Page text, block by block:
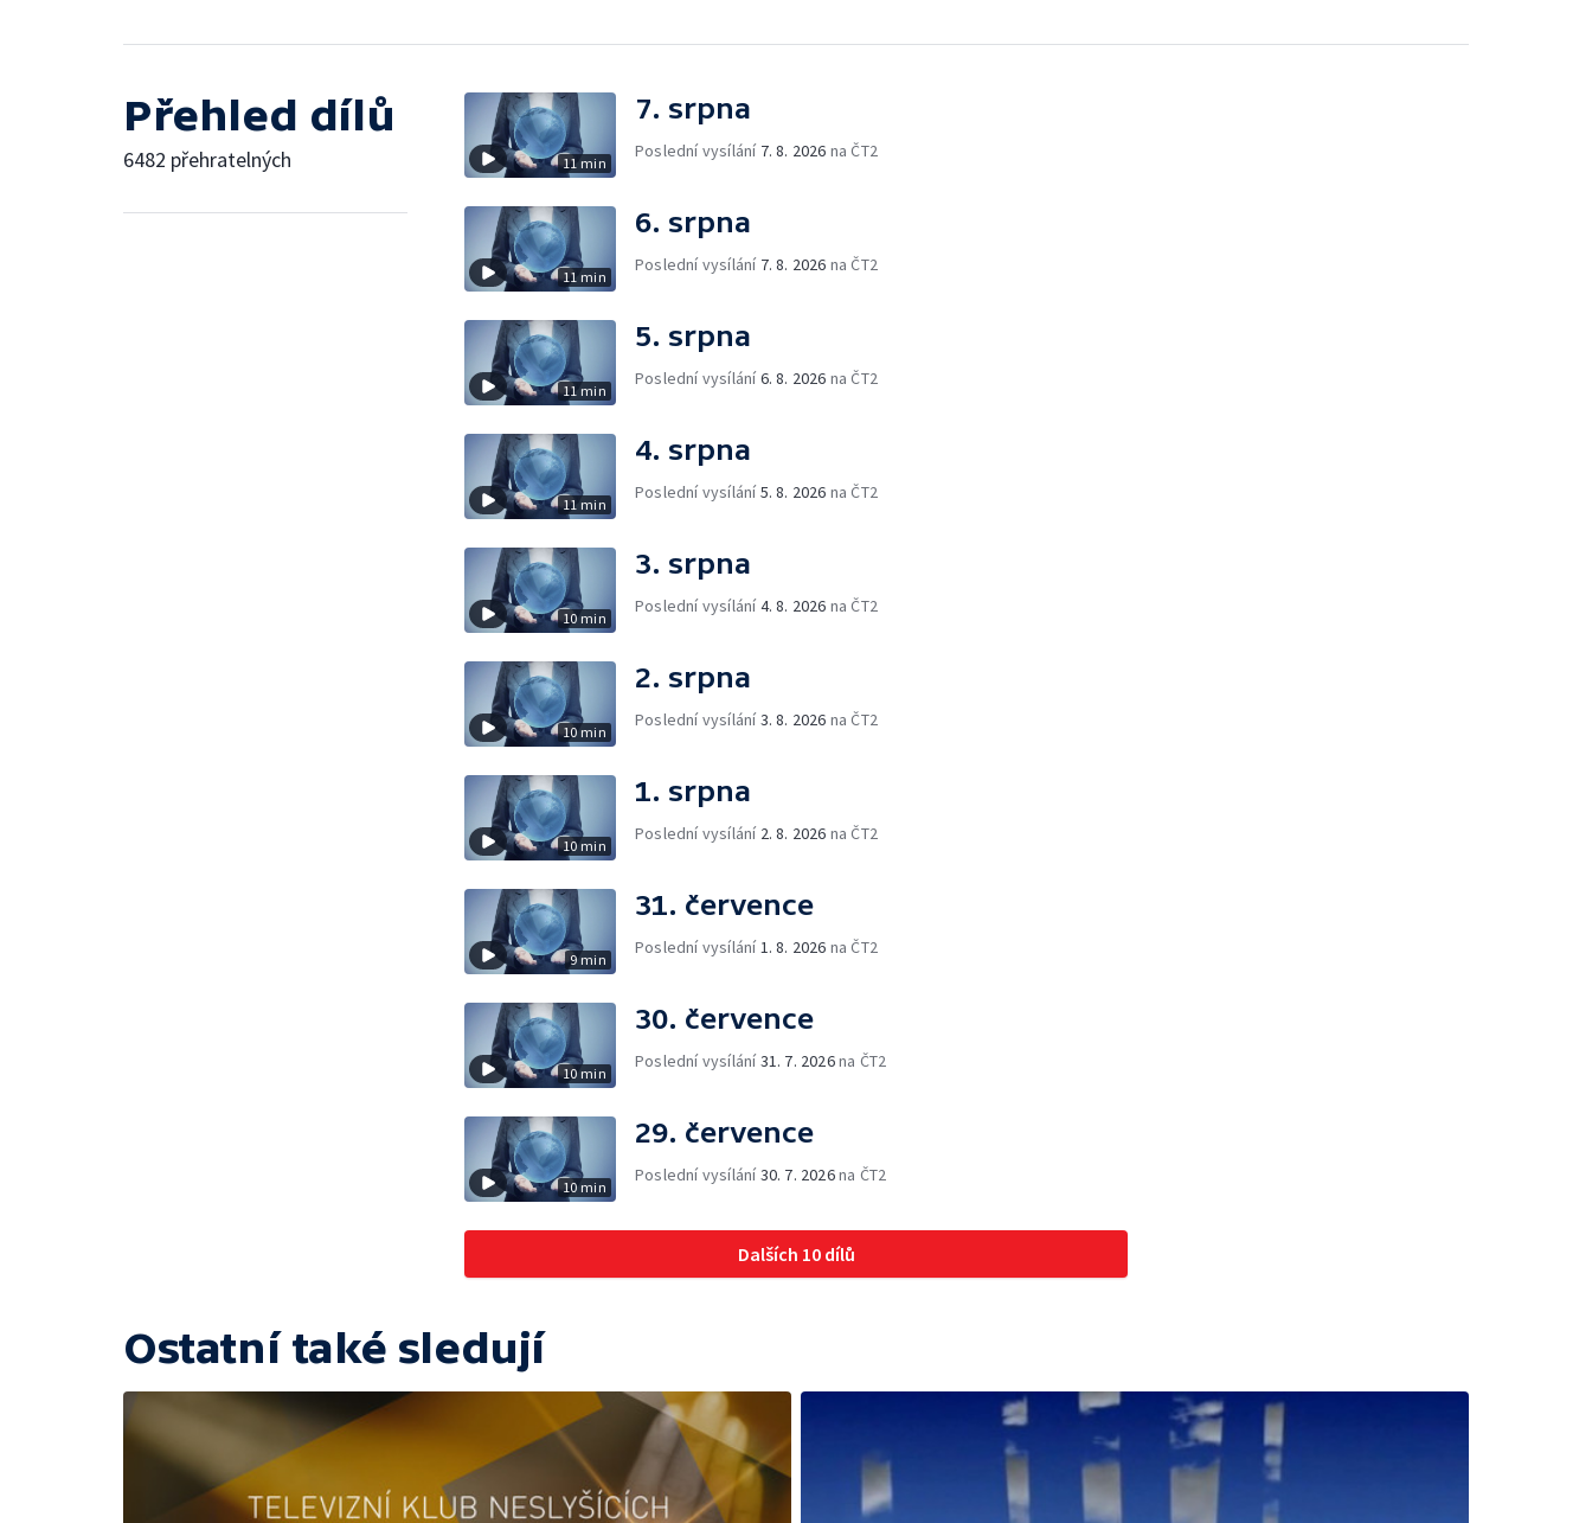
Přehled dílů
6482 přehratelných 11 min
7. srpna
Poslední vysílání 7. 8. 2026 na ČT2
11 min
6. srpna
Poslední vysílání 7. 8. 2026 na ČT2
11 min
5. srpna
Poslední vysílání6. 8. 2026 na ČT2
11 min
4. srpna
Poslední vysílání5. 8. 2026 na ČT2
10 min
3. srpna
Poslední vysílání4. 8. 2026 na ČT2
10 min
2. srpna
Poslední vysílání3. 8. 2026 na ČT2
10 min
1. srpna
Poslední vysílání 2. 8. 2026 na ČT2
9 min
31. července
Poslední vysílání 1. 8. 2026 na ČT2
10 min
30. července
Poslední vysílání31. 7. 2026na ČT2
10 min
29. července
Poslední vysílání30. 7. 2026na ČT2
Dalších 10 dílů
Ostatní také sledují